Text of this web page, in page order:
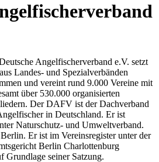
Angelfischerverband e.V. setzt
Landes- und Spezialverbänden
und vereint rund 9.000 Vereine mit
über 530.000 organisierten
Der DAFV ist der Dachverband
in Deutschland. Er ist
Naturschutz- und Umweltverband.
Er ist im Vereinsregister unter der
Berlin Charlottenburg
Grundlage seiner Satzung.